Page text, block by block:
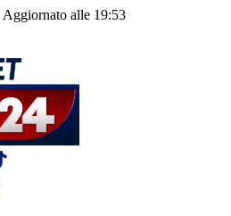
Aggiornato alle 19:53